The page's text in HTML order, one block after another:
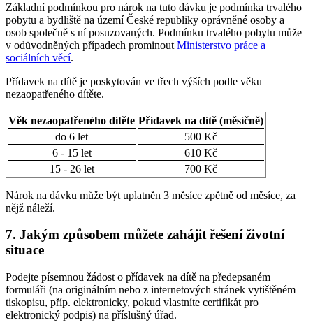
Základní podmínkou pro nárok na tuto dávku je podmínka trvalého
pobytu a bydliště na území České republiky oprávněné osoby a
osob společně s ní posuzovaných. Podmínku trvalého pobytu může
v odůvodněných případech prominout Ministerstvo práce a
sociálních věcí.
Přídavek na dítě je poskytován ve třech výších podle věku
nezaopatřeného dítěte.
Věk nezaopatřeného dítěte Přídavek na dítě (měsíčně)
do 6 let
500 Kč
6 - 15 let
610 Kč
15 - 26 let
700 Kč
Nárok na dávku může být uplatněn 3 měsíce zpětně od měsíce, za
nějž náleží.
7. Jakým způsobem můžete zahájit řešení životní
situace
Podejte písemnou žádost o přídavek na dítě na předepsaném
formuláři (na originálním nebo z internetových stránek vytištěném
tiskopisu, příp. elektronicky, pokud vlastníte certifikát pro
elektronický podpis) na příslušný úřad.